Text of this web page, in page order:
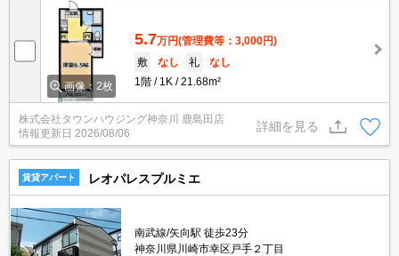
画像：2枚
5.7万円(管理費等：3,000円)
敷
なし 礼
なし
1階
1K 21.68m²
株式会社タウンハウジング神奈川 鹿島田店
情報更新日 2026/08/06
詳細を見る
賃貸アパート レオパレスプルミエ
南武線/矢向駅 徒歩23分
神奈川県川崎市幸区戸手２丁目